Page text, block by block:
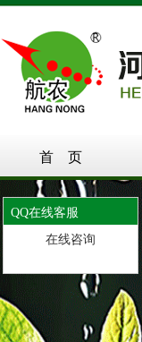
首 页
QQ在线客服
在线咨询